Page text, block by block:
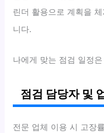
린더 활용으로 계획을
니다.
나에게 맞는 점검 일정
점검 담당자 및
전문 업체 이용 시 고장